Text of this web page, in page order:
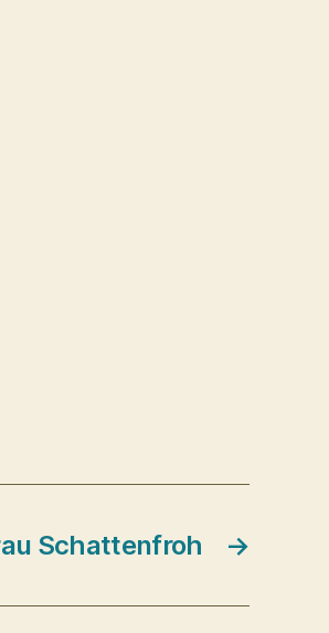
→
Schattenfroh